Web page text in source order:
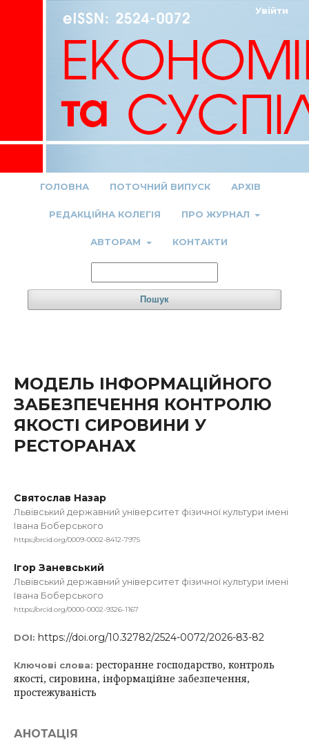
ГОЛОВНА ПОТОЧНИЙ ВИПУСК АРХІВ
РЕДАКЦІЙНА КОЛЕГІЯ ПРО ЖУРНАЛ
АВТОРАМ КОНТАКТИ
Пошук
Увійти
МОДЕЛЬ ІНФОРМАЦІЙНОГО
ЗАБЕЗПЕЧЕННЯ КОНТРОЛЮ
ЯКОСТІ СИРОВИНИ У
РЕСТОРАНАХ
Святослав Назар
Львівський державний університет фізичної культури імені
Івана Боберського
https://orcid.org/0009-0002-8412-7975
Ігор Заневський
Львівський державний університет фізичної культури імені
Івана Боберського
https://orcid.org/0000-0002-9326-1167
DOI: https://doi.org/10.32782/2524-0072/2026-83-82
Ключові слова: ресторанне господарство, контроль
якості, сировина, інформаційне забезпечення,
простежуваність
АНОТАЦІЯ